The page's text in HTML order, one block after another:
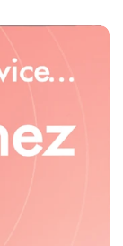
Pardonnez